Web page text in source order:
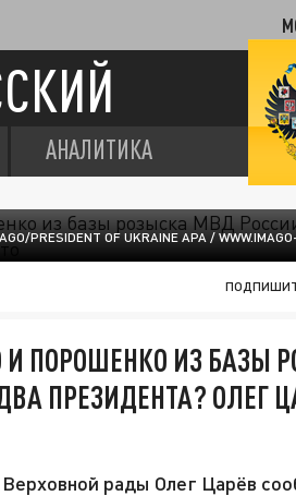
АНАЛИТИКА
PRESIDENT OF UKRAINE APA /
И ПОРОШЕНКО ИЗ БАЗЫ
ПРЕЗИДЕНТА? ОЛЕГ
рады Олег Царёв